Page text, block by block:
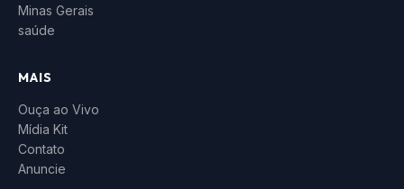
Minas Gerais
saúde
MAIS
Ouça ao Vivo
Mídia Kit
Contato
Anuncie